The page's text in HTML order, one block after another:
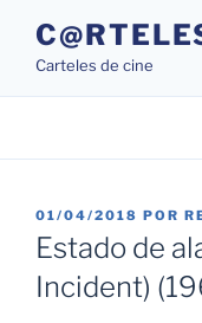
contenido
Carteles de cine
PUBLICADO
EL
01/04/2018 POR
Estado de
Incident)